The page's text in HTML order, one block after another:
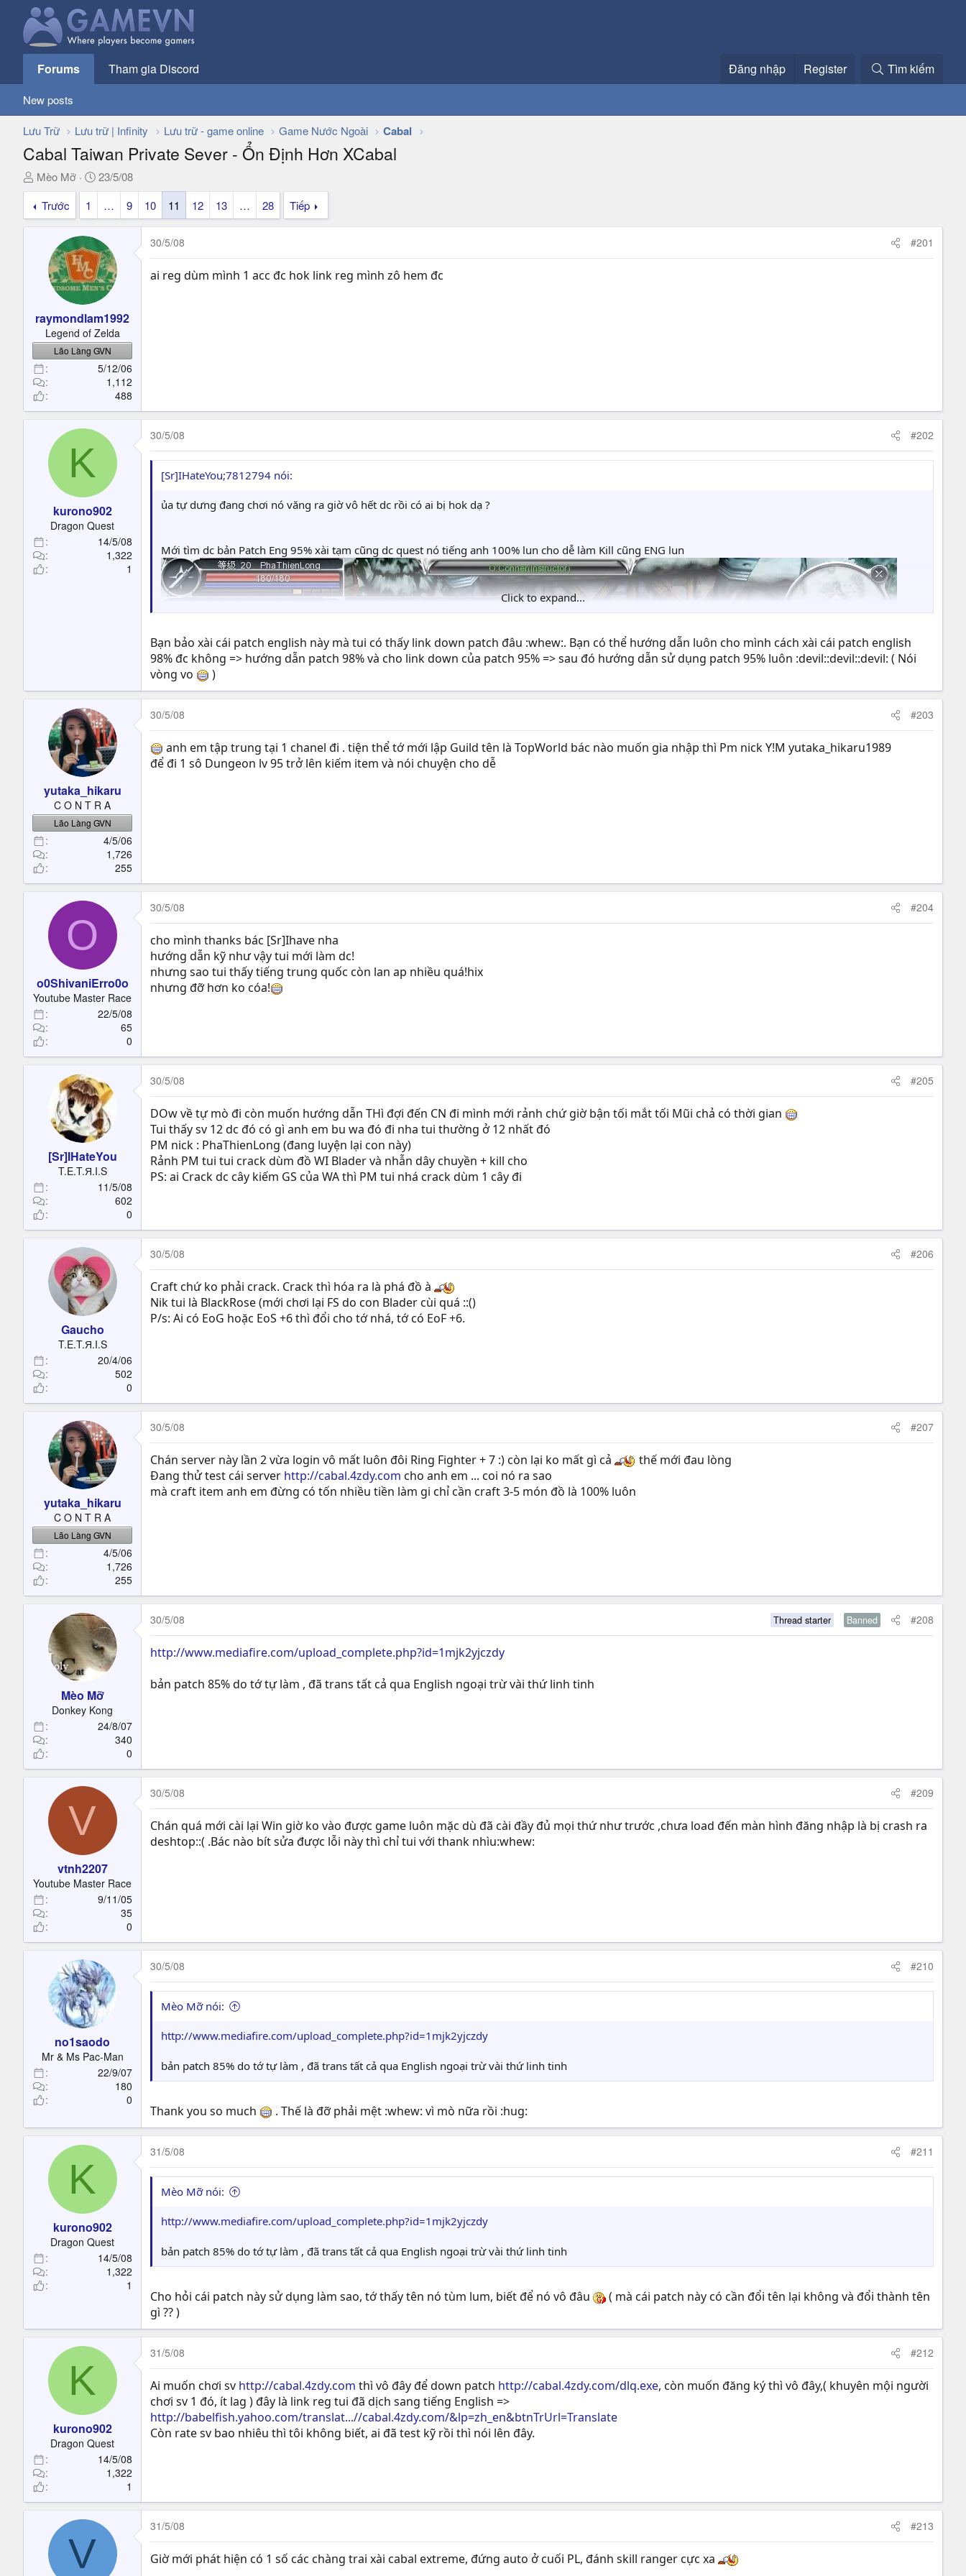
Forums Tham gia Discord Đăng nhập Register Tìm kiếm
New posts
Lưu Trữ Lưu trữ | Infinity Lưu trữ - game online Game Nước Ngoài Cabal
Cabal Taiwan Private Sever - Ổn Định Hơn XCabal
T
h
e
t
e
r
Mèo Mỡ
N
g
y
g
ử
i
23/5/08
Trước
1 … 9 10 11 12 13 … 28 Tiếp
raymondlam1992
Legend of Zelda
Lão Làng GVN
5/12/06
1,112
488
30/5/08 #201
ai reg dùm mình 1 acc đc hok link reg mình zô hem đc
K
kurono902
Dragon Quest
14/5/08
1,322
1
30/5/08 #202
[Sr]IHateYou;7812794 nói:
ủa tự dưng đang chơi nó văng ra giờ vô hết dc rồi có ai bị hok dạ ?
Mới tìm dc bản Patch Eng 95% xài tạm cũng dc quest nó tiếng anh 100% lun cho dễ làm Kill cũng ENG lun
Click to expand...
Bạn bảo xài cái patch english này mà tui có thấy link down patch đâu :whew:. Bạn có thể hướng dẫn luôn cho mình cách xài cái patch english
98% đc không => hướng dẫn patch 98% và cho link down của patch 95% => sau đó hướng dẫn sử dụng patch 95% luôn :devil::devil::devil: ( Nói
vòng vo
)
yutaka_hikaru
C O N T R A
Lão Làng GVN
4/5/06
1,726
255
30/5/08 #203
anh em tập trung tại 1 chanel đi . tiện thể tớ mới lập Guild tên là TopWorld bác nào muốn gia nhập thì Pm nick Y!M yutaka_hikaru1989
để đi 1 sô Dungeon lv 95 trở lên kiếm item và nói chuyện cho dễ
O
o0ShivaniErro0o
Youtube Master Race
22/5/08
65
0
30/5/08 #204
cho mình thanks bác [Sr]Ihave nha
hướng dẫn kỹ như vậy tui mới làm dc!
nhưng sao tui thấy tiếng trung quốc còn lan ap nhiều quá!hix
nhưng đỡ hơn ko cóa!
[Sr]IHateYou
T.E.T.Я.I.S
11/5/08
602
0
30/5/08 #205
DOw về tự mò đi còn muốn hướng dẫn THì đợi đến CN đi mình mới rảnh chứ giờ bận tối mắt tối Mũi chả có thời gian
Tui thấy sv 12 dc đó có gì anh em bu wa đó đi nha tui thường ở 12 nhất đó
PM nick : PhaThienLong (đang luyện lại con này)
Rảnh PM tui tui crack dùm đồ WI Blader và nhẫn dây chuyền + kill cho
PS: ai Crack dc cây kiếm GS của WA thì PM tui nhá crack dùm 1 cây đi
Gaucho
T.E.T.Я.I.S
20/4/06
502
0
30/5/08 #206
Craft chứ ko phải crack. Crack thì hóa ra là phá đồ à
Nik tui là BlackRose (mới chơi lại FS do con Blader cùi quá ::()
P/s: Ai có EoG hoặc EoS +6 thì đổi cho tớ nhá, tớ có EoF +6.
yutaka_hikaru
C O N T R A
Lão Làng GVN
4/5/06
1,726
255
30/5/08 #207
Chán server này lần 2 vừa login vô mất luôn đôi Ring Fighter + 7 :) còn lại ko mất gì cả
thế mới đau lòng
Đang thử test cái server http://cabal.4zdy.com cho anh em ... coi nó ra sao
mà craft item anh em đừng có tốn nhiều tiền làm gi chỉ cần craft 3-5 món đồ là 100% luôn
Mèo Mỡ
Donkey Kong
24/8/07
340
0
30/5/08 Thread starter Banned #208
http://www.mediafire.com/upload_complete.php?id=1mjk2yjczdy
bản patch 85% do tớ tự làm , đã trans tất cả qua English ngoại trừ vài thứ linh tinh
V
vtnh2207
Youtube Master Race
9/11/05
35
0
30/5/08 #209
Chán quá mới cài lại Win giờ ko vào được game luôn mặc dù đã cài đầy đủ mọi thứ như trước ,chưa load đến màn hình đăng nhập là bị crash ra
deshtop::( .Bác nào bít sửa được lỗi này thì chỉ tui với thank nhìu:whew:
no1saodo
Mr & Ms Pac-Man
22/9/07
180
0
30/5/08 #210
Mèo Mỡ nói:
http://www.mediafire.com/upload_complete.php?id=1mjk2yjczdy
bản patch 85% do tớ tự làm , đã trans tất cả qua English ngoại trừ vài thứ linh tinh
Thank you so much . Thế là đỡ phải mệt :whew: vì mò nữa rồi :hug:
K
kurono902
Dragon Quest
14/5/08
1,322
1
31/5/08 #211
Mèo Mỡ nói:
http://www.mediafire.com/upload_complete.php?id=1mjk2yjczdy
bản patch 85% do tớ tự làm , đã trans tất cả qua English ngoại trừ vài thứ linh tinh
Cho hỏi cái patch này sử dụng làm sao, tớ thấy tên nó tùm lum, biết để nó vô đâu
( mà cái patch này có cần đổi tên lại không và đổi thành tên
gì ?? )
K
kurono902
Dragon Quest
14/5/08
1,322
1
31/5/08 #212
Ai muốn chơi sv http://cabal.4zdy.com thì vô đây để down patch http://cabal.4zdy.com/dlq.exe, còn muốn đăng ký thì vô đây,( khuyên mội người
chơi sv 1 đó, ít lag ) đây là link reg tui đã dịch sang tiếng English =>
http://babelfish.yahoo.com/translat...//cabal.4zdy.com/&lp=zh_en&btnTrUrl=Translate
Còn rate sv bao nhiêu thì tôi không biết, ai đã test kỹ rồi thì nói lên đây.
V
31/5/08 #213
Giờ mới phát hiện có 1 số các chàng trai xài cabal extreme, đứng auto ở cuối PL, đánh skill ranger cực xa